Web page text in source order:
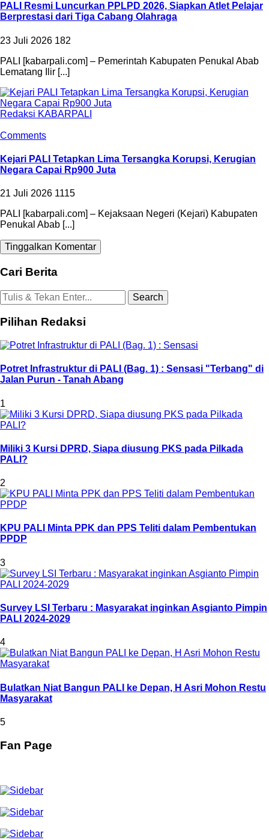
PALI Resmi Luncurkan PPLPD 2026, Siapkan Atlet Pelajar
Berprestasi dari Tiga Cabang Olahraga
23 Juli 2026 182
PALI [kabarpali.com] – Pemerintah Kabupaten Penukal Abab
Lematang Ilir [...]
Redaksi KABARPALI
Comments
Kejari PALI Tetapkan Lima Tersangka Korupsi, Kerugian
Negara Capai Rp900 Juta
21 Juli 2026 1115
PALI [kabarpali.com] – Kejaksaan Negeri (Kejari) Kabupaten
Penukal Abab [...]
Tinggalkan Komentar
Cari Berita
Pilihan Redaksi
Potret Infrastruktur di PALI (Bag. 1) : Sensasi "Terbang" di
Jalan Purun - Tanah Abang
1
Miliki 3 Kursi DPRD, Siapa diusung PKS pada Pilkada
PALI?
2
KPU PALI Minta PPK dan PPS Teliti dalam Pembentukan
PPDP
3
Survey LSI Terbaru : Masyarakat inginkan Asgianto Pimpin
PALI 2024-2029
4
Bulatkan Niat Bangun PALI ke Depan, H Asri Mohon Restu
Masyarakat
5
Fan Page